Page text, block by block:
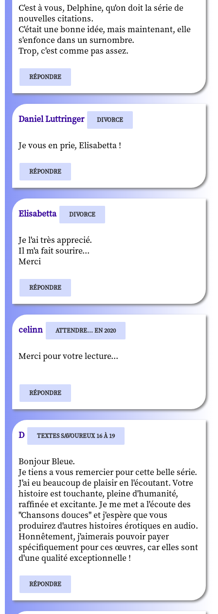
C'est à vous, Delphine, qu'on doit la série de
nouvelles citations.
C'était une bonne idée, mais maintenant, elle
s'enfonce dans un surnombre.
Trop, c'est comme pas assez.
RÉPONDRE
Daniel Luttringer DIVORCE
Je vous en prie, Elisabetta !
RÉPONDRE
Elisabetta DIVORCE
Je l'ai très apprecié.
Il m'a fait sourire...
Merci
RÉPONDRE
celinn ATTENDRE... EN 2020
Merci pour votre lecture...
RÉPONDRE
D TEXTES SAVOUREUX 16 À 19
Bonjour Bleue.
Je tiens a vous remercier pour cette belle série.
J'ai eu beaucoup de plaisir en l'écoutant. Votre
histoire est touchante, pleine d'humanité,
raffinée et excitante. Je me met a l'écoute des
''Chansons douces'' et j'espère que vous
produirez d'autres histoires érotiques en audio.
Honnêtement, j'aimerais pouvoir payer
spécifiquement pour ces œuvres, car elles sont
d'une qualité exceptionnelle !
RÉPONDRE